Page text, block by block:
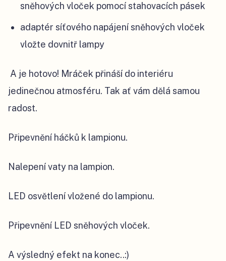
sněhových vloček pomocí stahovacích pásek
adaptér síťového napájení sněhových vloček
vložte dovnitř lampy
A je hotovo! Mráček přináší do interiéru
jedinečnou atmosféru. Tak ať vám dělá samou
radost.
Připevnění háčků k lampionu.
Nalepení vaty na lampion.
LED osvětlení vložené do lampionu.
Připevnění LED sněhových vloček.
A výsledný efekt na konec..:)